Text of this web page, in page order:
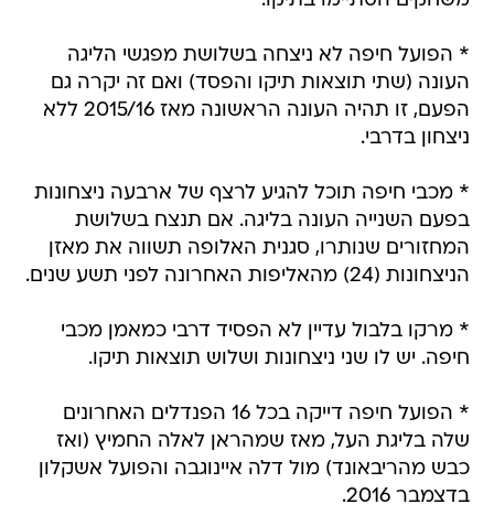
* הפועל חיפה לא ניצחה בשלושת מפגשי הליגה
העונה (שתי תוצאות תיקו והפסד) ואם זה יקרה גם
הפעם, זו תהיה העונה הראשונה מאז 2015/16 ללא
ניצחון בדרבי.
* מכבי חיפה תוכל להגיע לרצף של ארבעה ניצחונות
בפעם השנייה העונה בליגה. אם תנצח בשלושת
המחזורים שנותרו, סגנית האלופה תשווה את מאזן
הניצחונות (24) מהאליפות האחרונה לפני תשע שנים.
* מרקו בלבול עדיין לא הפסיד דרבי כמאמן מכבי
חיפה. יש לו שני ניצחונות ושלוש תוצאות תיקו.
* הפועל חיפה דייקה בכל 16 הפנדלים האחרונים
שלה בליגת העל, מאז שמהראן לאלה החמיץ (ואז
כבש מהריבאונד) מול דלה איינוגבה והפועל אשקלון
בדצמבר 2016.